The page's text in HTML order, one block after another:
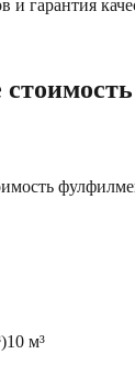
и гарантия
10 м³